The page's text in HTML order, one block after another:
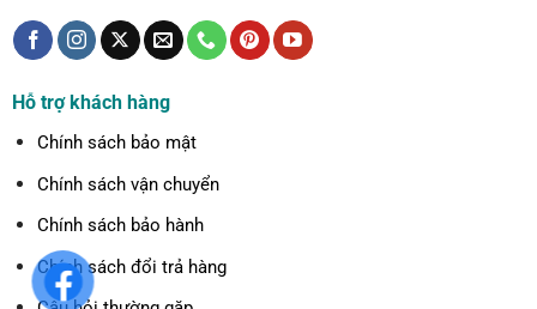
Hỗ trợ khách hàng
Chính sách bảo mật
Chính sách vận chuyển
Chính sách bảo hành
Chính sách đổi trả hàng